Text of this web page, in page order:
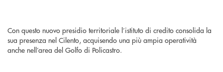
Con questo nuovo presidio territoriale l’istituto di credito consolida la
sua presenza nel Cilento, acquisendo una più ampia operatività
anche nell’area del Golfo di Policastro.